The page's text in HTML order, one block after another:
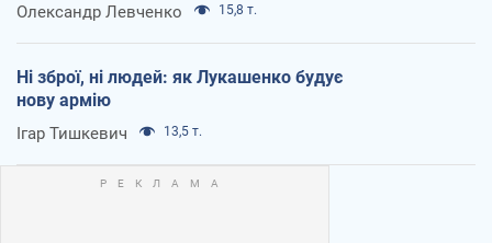
Олександр Левченко 15,8 т.
Ні зброї, ні людей: як Лукашенко будує
нову армію
Ігар Тишкевич 13,5 т.